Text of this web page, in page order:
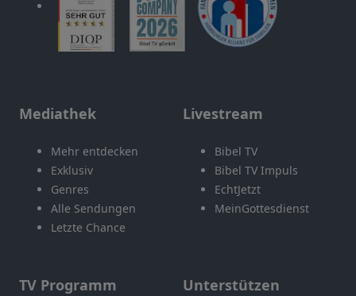
Mediathek
Mehr entdecken
Exklusiv
Genres
Alle Sendungen
Letzte Chance
Livestream
Bibel TV
Bibel TV Impuls
EchtJetzt
MeinGottesdienst
TV Programm Unterstützen